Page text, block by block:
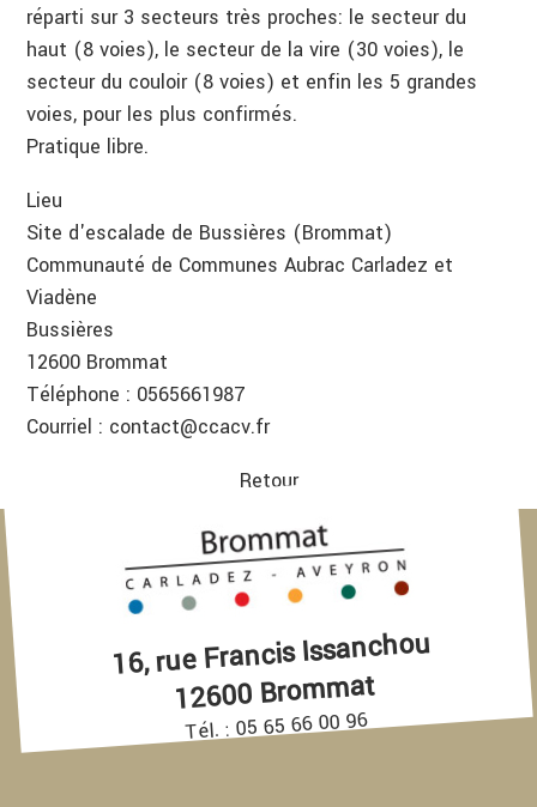
réparti sur 3 secteurs très proches: le secteur du
haut (8 voies), le secteur de la vire (30 voies), le
secteur du couloir (8 voies) et enfin les 5 grandes
voies, pour les plus confirmés.
Pratique libre.
Lieu
Site d'escalade de Bussières (Brommat)
Communauté de Communes Aubrac Carladez et
Viadène
Bussières
12600 Brommat
Téléphone : 0565661987
Courriel : contact@ccacv.fr
Retour
16, rue Francis Issanchou
12600 Brommat
Tél. : 05 65 66 00 96